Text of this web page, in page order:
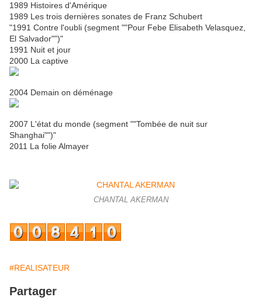
1989 Histoires d'Amérique
1989 Les trois dernières sonates de Franz Schubert
"1991 Contre l'oubli (segment ""Pour Febe Elisabeth Velasquez,
El Salvador"")"
1991 Nuit et jour
2000 La captive
2004 Demain on déménage
2007 L'état du monde (segment ""Tombée de nuit sur
Shanghai"")"
2011 La folie Almayer
CHANTAL AKERMAN
#REALISATEUR
Partager